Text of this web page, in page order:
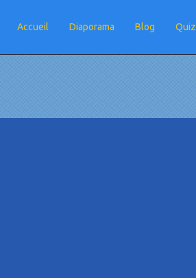
Accueil Diaporama Blog Quiz